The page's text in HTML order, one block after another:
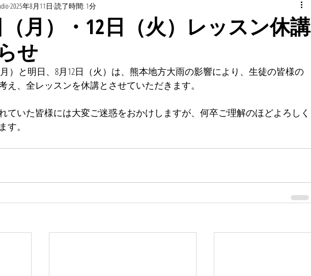
（月）・12日（火）レッスン休講
せ
2025年8月11日 読了時間: 1分
）と明日、8月12日（火）は、熊本地方大雨の影響により、生徒の皆様の
え、全レッスンを休講とさせていただきます。
ていた皆様には大変ご迷惑をおかけしますが、何卒ご理解のほどよろしく
す。